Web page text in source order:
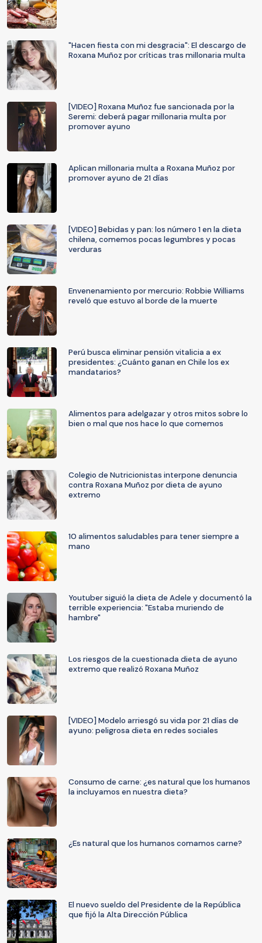
"Hacen fiesta con mi desgracia": El descargo de
Roxana Muñoz por críticas tras millonaria multa
[VIDEO] Roxana Muñoz fue sancionada por la
Seremi: deberá pagar millonaria multa por
promover ayuno
Aplican millonaria multa a Roxana Muñoz por
promover ayuno de 21 días
[VIDEO] Bebidas y pan: los número 1 en la dieta
chilena, comemos pocas legumbres y pocas
verduras
Envenenamiento por mercurio: Robbie Williams
reveló que estuvo al borde de la muerte
Perú busca eliminar pensión vitalicia a ex
presidentes: ¿Cuánto ganan en Chile los ex
mandatarios?
Alimentos para adelgazar y otros mitos sobre lo
bien o mal que nos hace lo que comemos
Colegio de Nutricionistas interpone denuncia
contra Roxana Muñoz por dieta de ayuno
extremo
10 alimentos saludables para tener siempre a
mano
Youtuber siguió la dieta de Adele y documentó la
terrible experiencia: "Estaba muriendo de
hambre"
Los riesgos de la cuestionada dieta de ayuno
extremo que realizó Roxana Muñoz
[VIDEO] Modelo arriesgó su vida por 21 días de
ayuno: peligrosa dieta en redes sociales
Consumo de carne: ¿es natural que los humanos
la incluyamos en nuestra dieta?
¿Es natural que los humanos comamos carne?
El nuevo sueldo del Presidente de la República
que fijó la Alta Dirección Pública